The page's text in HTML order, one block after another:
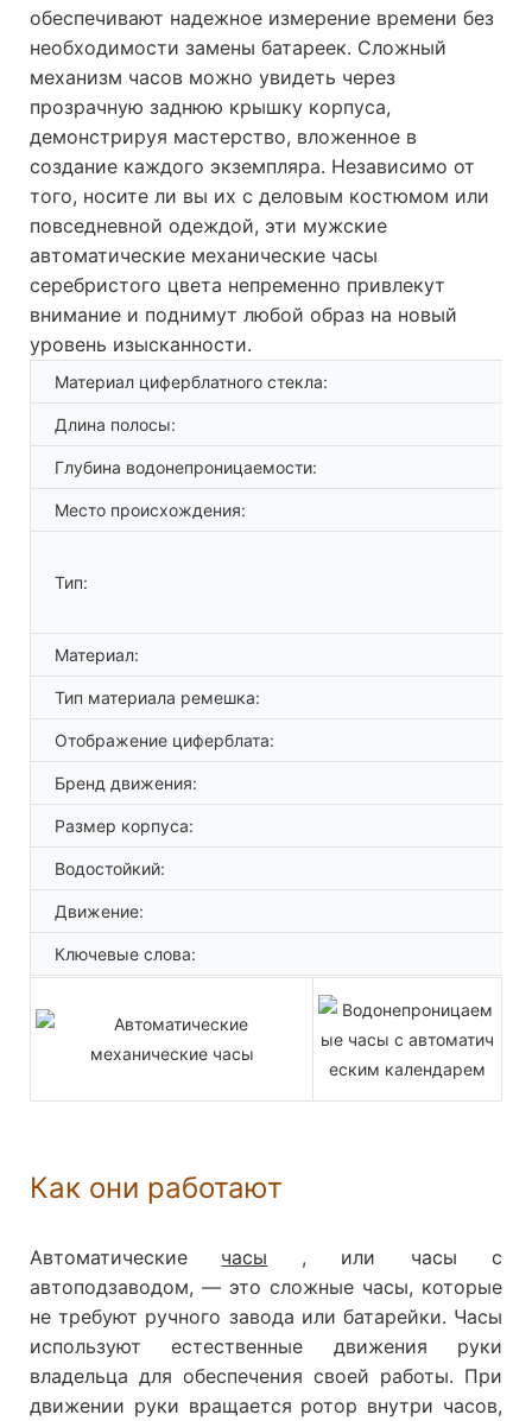
обеспечивают надежное измерение времени без
необходимости замены батареек. Сложный
механизм часов можно увидеть через
прозрачную заднюю крышку корпуса,
демонстрируя мастерство, вложенное в
создание каждого экземпляра. Независимо от
того, носите ли вы их с деловым костюмом или
повседневной одеждой, эти мужские
автоматические механические часы
серебристого цвета непременно привлекут
внимание и поднимут любой образ на новый
уровень изысканности.
Материал циферблатного стекла:
Длина полосы:
Глубина водонепроницаемости:
Место происхождения:
Тип:
Материал:
Тип материала ремешка:
Отображение циферблата:
Бренд движения:
Размер корпуса:
Водостойкий:
Движение:
Ключевые слова:
Как они работают
Автоматические часы
, или часы с
автоподзаводом, — это сложные часы, которые
не требуют ручного завода или батарейки. Часы
используют естественные движения руки
владельца для обеспечения своей работы. При
движении руки вращается ротор внутри часов,